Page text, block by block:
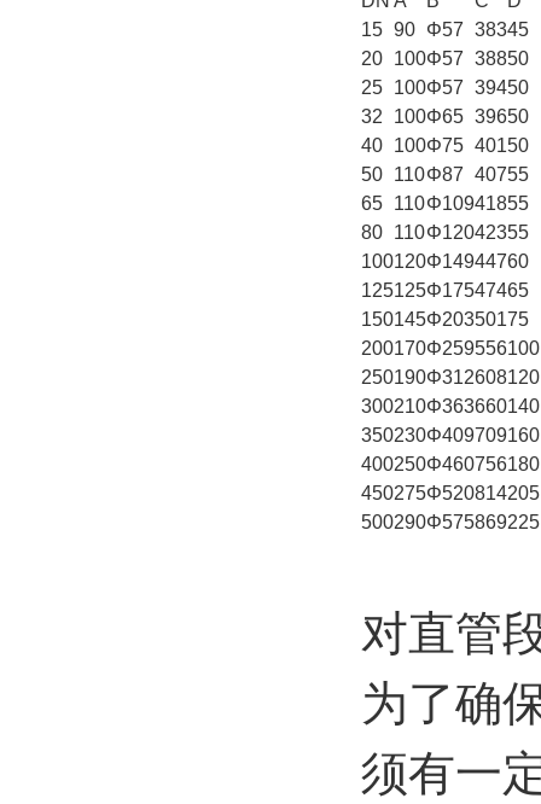
15 90 Φ57 38345
20 100Φ57 38850
25 100Φ57 39450
32
100Φ65 39650
40 100Φ75 40150
50 110Φ87 40755
65 110Φ10941855
80 110Φ12042355
100120Φ14944760
125125Φ17547465
150145Φ20350175
200170Φ259556100
250190Φ312608120
300210Φ363660140
350230Φ409709160
400250Φ460756180
450275Φ520814205
500290Φ575869225
对直管
为了确
须有一